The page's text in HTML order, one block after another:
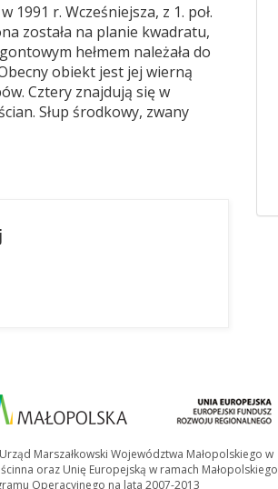
1991 r. Wcześniejsza, z 1. poł.
została na planie kwadratu,
hełmem należała do
obiekt jest jej wierną
Cztery znajdują się w
Słup środkowy, zwany
Marszałkowski Województwa Małopolskiego w
oraz Unię Europejską w ramach Małopolskiego
Operacyjnego na lata 2007-2013